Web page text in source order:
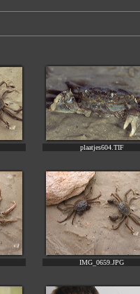
plaatjes604.TIF
IMG_0659.JPG